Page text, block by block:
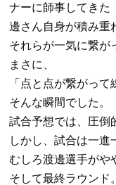
ナーに師事してきた
邊さん自身が積み重
それらが一気に繋が
まさに、
「点と点が繋がって
そんな瞬間でした。
試合予想では、圧倒
しかし、試合は一進
むしろ渡邊選手がや
そして最終ラウンド。